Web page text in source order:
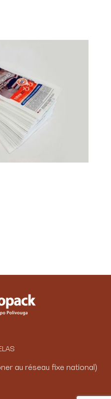
au réseau fixe national)